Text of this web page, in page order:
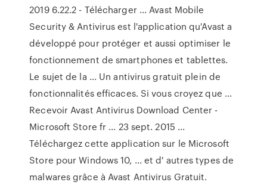
2019 6.22.2 - Télécharger ... Avast Mobile
Security & Antivirus est l'application qu'Avast a
développé pour protéger et aussi optimiser le
fonctionnement de smartphones et tablettes.
Le sujet de la ... Un antivirus gratuit plein de
fonctionnalités efficaces. Si vous croyez que ...
Recevoir Avast Antivirus Download Center -
Microsoft Store fr ... 23 sept. 2015 ...
Téléchargez cette application sur le Microsoft
Store pour Windows 10, ... et d' autres types de
malwares grâce à Avast Antivirus Gratuit.